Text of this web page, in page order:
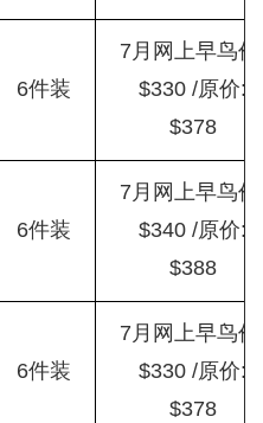
6件装
7月网上早鸟
$330 /原价:
$378
6件装
7月网上早鸟
$340 /原价:
$388
6件装
7月网上早鸟
$330 /原价:
$378